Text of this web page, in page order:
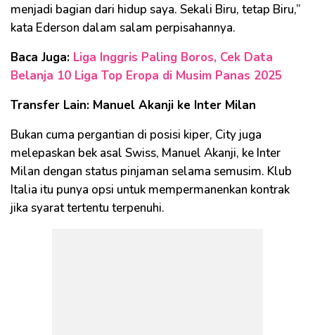
menjadi bagian dari hidup saya. Sekali Biru, tetap Biru,”
kata Ederson dalam salam perpisahannya.
Baca Juga: Liga Inggris Paling Boros, Cek Data
Belanja 10 Liga Top Eropa di Musim Panas 2025
Transfer Lain: Manuel Akanji ke Inter Milan
Bukan cuma pergantian di posisi kiper, City juga
melepaskan bek asal Swiss, Manuel Akanji, ke Inter
Milan dengan status pinjaman selama semusim. Klub
Italia itu punya opsi untuk mempermanenkan kontrak
jika syarat tertentu terpenuhi.